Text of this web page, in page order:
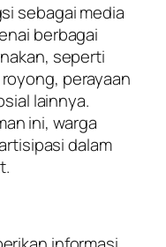
sebagai media
berbagai
seperti
perayaan
lainnya.
ini, warga
dalam